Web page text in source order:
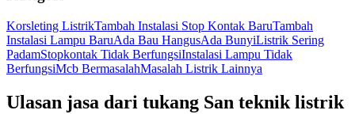
Korsleting ListrikTambah Instalasi Stop Kontak BaruTambah
Instalasi Lampu BaruAda Bau HangusAda BunyiListrik Sering
PadamStopkontak Tidak BerfungsiInstalasi Lampu Tidak
BerfungsiMcb BermasalahMasalah Listrik Lainnya
Ulasan jasa dari tukang San teknik listrik